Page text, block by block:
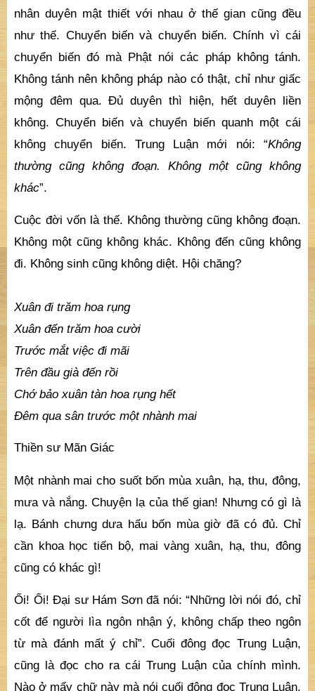
nhân duyên mật thiết với nhau ở thế gian cũng đều
như thế. Chuyển biến và chuyển biến. Chính vì cái
chuyển biến đó mà Phật nói các pháp không tánh.
Không tánh nên không pháp nào có thật, chỉ như giấc
mộng đêm qua. Đủ duyên thì hiện, hết duyên liền
không. Chuyển biến và chuyển biến quanh một cái
không chuyển biến. Trung Luận mới nói: “Không
thường cũng không đoạn. Không một cũng không
khác”.
Cuộc đời vốn là thế. Không thường cũng không đoạn.
Không một cũng không khác. Không đến cũng không
đi. Không sinh cũng không diệt. Hội chăng?
Xuân đi trăm hoa rụng
Xuân đến trăm hoa cười
Trước mắt việc đi mãi
Trên đầu già đến rồi
Chớ bảo xuân tàn hoa rụng hết
Đêm qua sân trước một nhành mai
Thiền sư Mãn Giác
Một nhành mai cho suốt bốn mùa xuân, hạ, thu, đông,
mưa và nắng. Chuyện lạ của thế gian! Nhưng có gì là
lạ. Bánh chưng dưa hấu bốn mùa giờ đã có đủ. Chỉ
cần khoa học tiến bộ, mai vàng xuân, hạ, thu, đông
cũng có khác gì!
Ối! Ối! Đại sư Hám Sơn đã nói: “Những lời nói đó, chỉ
cốt để người lìa ngôn nhận ý, không chấp theo ngôn
từ mà đánh mất ý chỉ”. Cuối đông đọc Trung Luận,
cũng là đọc cho ra cái Trung Luận của chính mình.
Nào ở mấy chữ này mà nói cuối đông đọc Trung Luận.